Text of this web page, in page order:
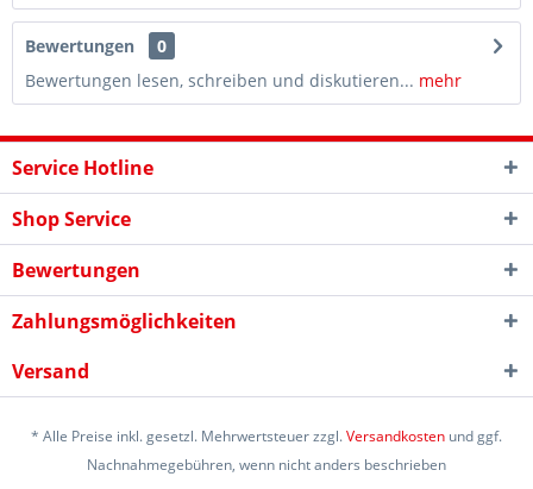
Bewertungen
0
Bewertungen lesen, schreiben und diskutieren... mehr
Service Hotline
Shop Service
Bewertungen
Zahlungsmöglichkeiten
Versand
* Alle Preise inkl. gesetzl. Mehrwertsteuer zzgl.Versandkosten und ggf.
Nachnahmegebühren, wenn nicht anders beschrieben